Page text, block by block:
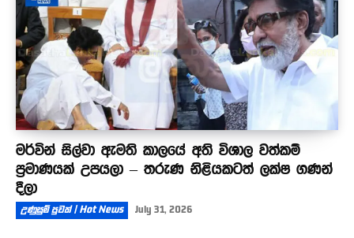
මර්වින් සිල්වා ඇමති කාලයේ අති විශාල වත්කම්
ප්‍රමාණයක් උපයලා – තරුණ නිළියකටත් ලක්ෂ ගණන්
දීලා
උණුසුම් පුවත් | Hot News July 31, 2026